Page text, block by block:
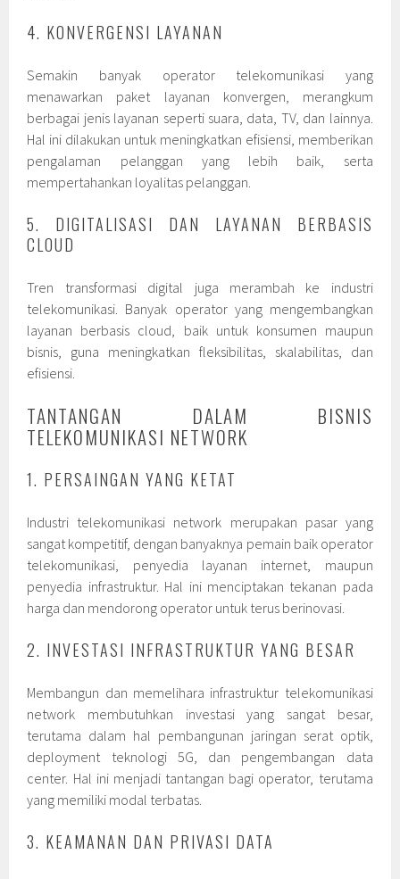
4. KONVERGENSI LAYANAN
Semakin banyak operator telekomunikasi yang
menawarkan paket layanan konvergen, merangkum
berbagai jenis layanan seperti suara, data, TV, dan lainnya.
Hal ini dilakukan untuk meningkatkan efisiensi, memberikan
pengalaman pelanggan yang lebih baik, serta
mempertahankan loyalitas pelanggan.
5. DIGITALISASI DAN LAYANAN BERBASIS
CLOUD
Tren transformasi digital juga merambah ke industri
telekomunikasi. Banyak operator yang mengembangkan
layanan berbasis cloud, baik untuk konsumen maupun
bisnis, guna meningkatkan fleksibilitas, skalabilitas, dan
efisiensi.
TANTANGAN DALAM BISNIS
TELEKOMUNIKASI NETWORK
1. PERSAINGAN YANG KETAT
Industri telekomunikasi network merupakan pasar yang
sangat kompetitif, dengan banyaknya pemain baik operator
telekomunikasi, penyedia layanan internet, maupun
penyedia infrastruktur. Hal ini menciptakan tekanan pada
harga dan mendorong operator untuk terus berinovasi.
2. INVESTASI INFRASTRUKTUR YANG BESAR
Membangun dan memelihara infrastruktur telekomunikasi
network membutuhkan investasi yang sangat besar,
terutama dalam hal pembangunan jaringan serat optik,
deployment teknologi 5G, dan pengembangan data
center. Hal ini menjadi tantangan bagi operator, terutama
yang memiliki modal terbatas.
3. KEAMANAN DAN PRIVASI DATA